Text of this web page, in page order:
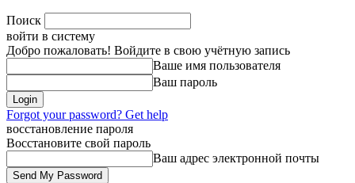
Поиск
войти в систему
Добро пожаловать! Войдите в свою учётную запись
Ваше имя пользователя
Ваш пароль
Forgot your password? Get help
восстановление пароля
Восстановите свой пароль
Ваш адрес электронной почты